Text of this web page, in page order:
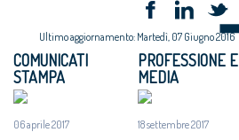
Ultimo aggiornamento: Martedì, 07 Giugno 2016
COMUNICATI
STAMPA
06 aprile 2017
PROFESSIONE E
MEDIA
18 settembre 2017